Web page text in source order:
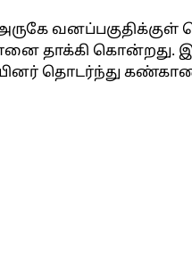
வனப்பகுதிக்குள்
தாக்கி கொன்றது.
தொடர்ந்து